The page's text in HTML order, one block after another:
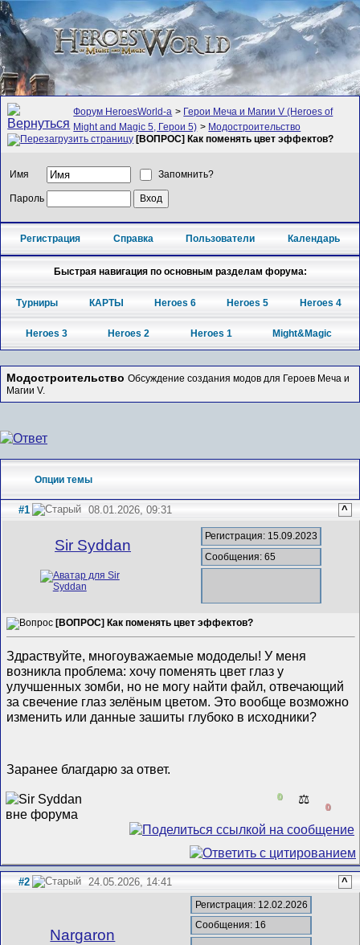
Форум HeroesWorld-а > Герои Меча и Магии V (Heroes of
Might and Magic 5, Герои 5) > Модостроительство
[ВОПРОС] Как поменять цвет эффектов?
Имя Запомнить?
Пароль
Регистрация Справка Пользователи Календарь
Быстрая навигация по основным разделам форума:
Турниры КАРТЫ Heroes 6 Heroes 5 Heroes 4
Heroes 3 Heroes 2 Heroes 1 Might&Magic
Модостроительство Обсуждение создания модов для Героев Меча и
Магии V.
Опции темы
#1 08.01.2026, 09:31 ^
Sir Syddan
Регистрация: 15.09.2023
Сообщения: 65
[ВОПРОС] Как поменять цвет эффектов?
Здраствуйте, многоуважаемые мододелы! У меня
возникла проблема: хочу поменять цвет глаз у
улучшенных зомби, но не могу найти файл, отвечающий
за свечение глаз зелёным цветом. Это вообще возможно
изменить или данные зашиты глубоко в исходники?
Заранее благдарю за ответ.
0 ⚖️
0
#2 24.05.2026, 14:41 ^
Nargaron
Регистрация: 12.02.2026
Сообщения: 16